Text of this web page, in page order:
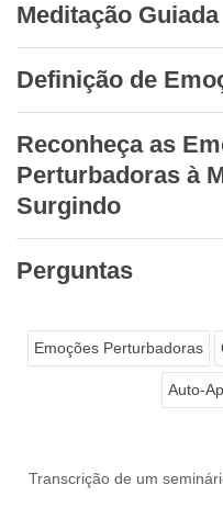
Meditação Guiada
Definição de
Reconheça as
Perturbadoras à
Surgindo
Perguntas
Emoções Perturbadoras
Auto-
Transcrição de um